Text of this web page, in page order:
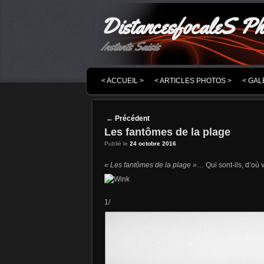
DistancesfocaleS
Instants Saisis
MASQUER LA NAVIGATION PRINCIPALE
MASQUER LA NAVIGATION SECONDAIRE
< ACCUEIL > < ARTICLES PHOTOS > <
Post navigation
← Précédent
Les fantômes de la plage
Publié le 24 octobre 2016
« Les fantômes de la plage »… Qui sont-ils, d’où
1/